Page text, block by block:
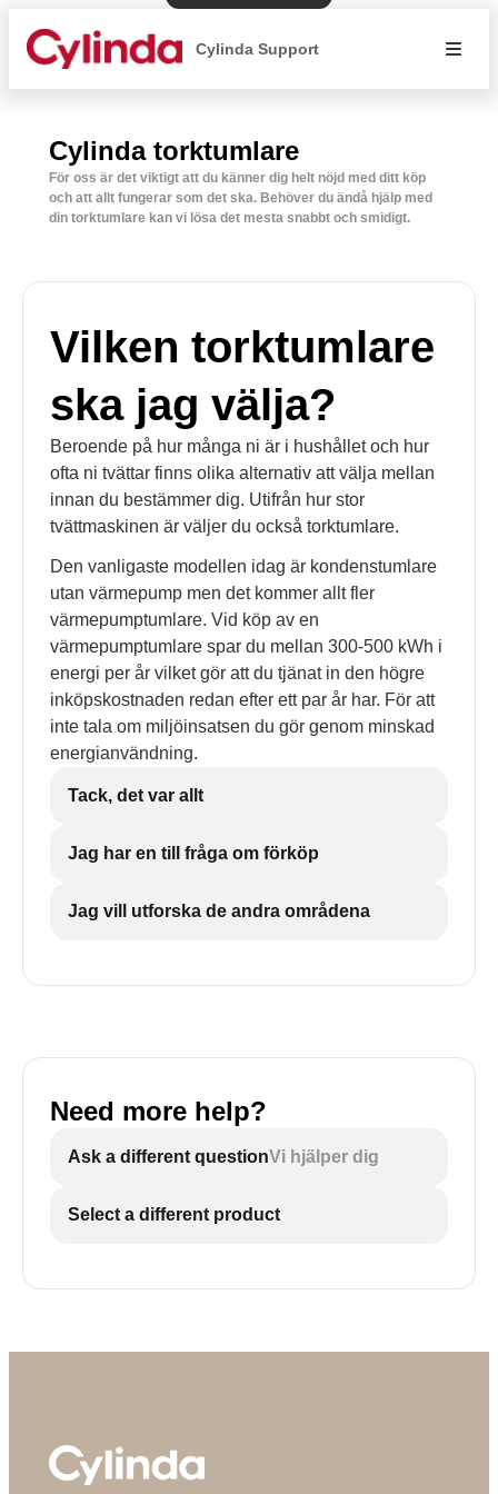
Cylinda Support
Cylinda torktumlare
För oss är det viktigt att du känner dig helt nöjd med ditt köp
och att allt fungerar som det ska. Behöver du ändå hjälp med
din torktumlare kan vi lösa det mesta snabbt och smidigt.
Vilken torktumlare
ska jag välja?
Beroende på hur många ni är i hushållet och hur
ofta ni tvättar finns olika alternativ att välja mellan
innan du bestämmer dig. Utifrån hur stor
tvättmaskinen är väljer du också torktumlare.
Den vanligaste modellen idag är kondenstumlare
utan värmepump men det kommer allt fler
värmepumptumlare. Vid köp av en
värmepumptumlare spar du mellan 300-500 kWh i
energi per år vilket gör att du tjänat in den högre
inköpskostnaden redan efter ett par år har. För att
inte tala om miljöinsatsen du gör genom minskad
energianvändning.
Tack, det var allt
Jag har en till fråga om förköp
Jag vill utforska de andra områdena
Need more help?
Ask a different questionVi hjälper dig
Select a different product